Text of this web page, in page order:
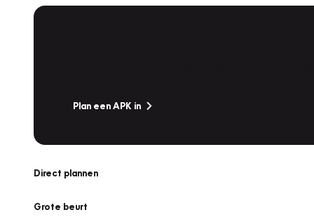
Plan een APK in
Direct plannen
Grote beurt